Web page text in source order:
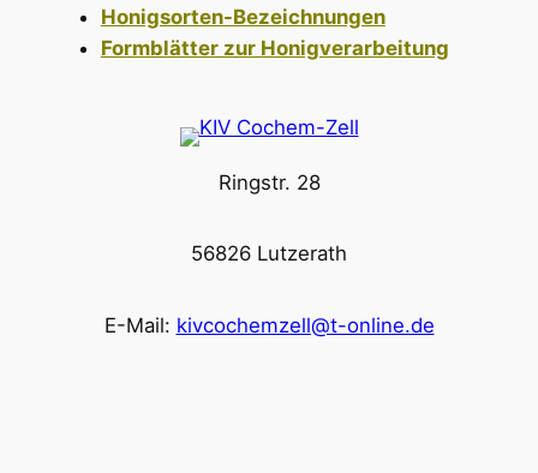
Honigsorten-Bezeichnungen
Formblätter zur Honigverarbeitung
Ringstr. 28
56826 Lutzerath
E-Mail: kivcochemzell@t-online.de